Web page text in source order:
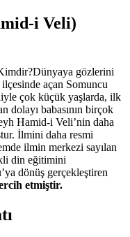
i Veli)
Dünyaya gözlerini
ilçesinde açan Somuncu
çok küçük yaşlarda, ilk
dolayı babasının birçok
Hamid-i Veli’nin daha
İlmini daha resmi
ilmin merkezi sayılan
din eğitimini
dönüş gerçekleştiren
etmiştir.